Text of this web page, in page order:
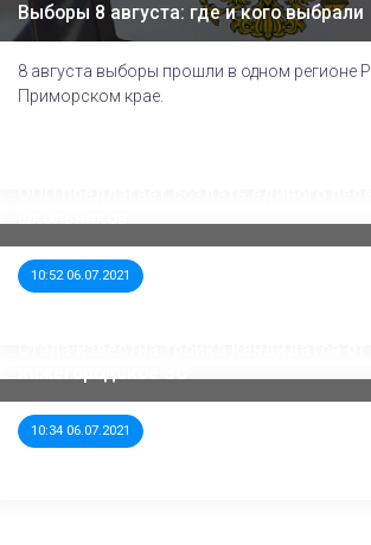
Выборы 8 августа: где и кого выбрали
8 августа выборы прошли в одном регионе
Приморском крае.
10:52 06.07.2021
10:34 06.07.2021